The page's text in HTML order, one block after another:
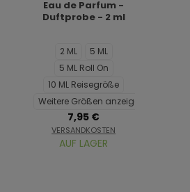
Eau de Parfum -
Duftprobe - 2 ml
2 ML
5 ML
5 ML Roll On
10 ML Reisegröße
Weitere Größen anzeigen...
7,95 €
VERSANDKOSTEN
AUF LAGER